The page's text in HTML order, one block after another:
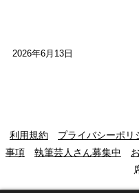
2026年6月13日
利用規約 プライバシーポリ
事項
執筆芸人さん募集中